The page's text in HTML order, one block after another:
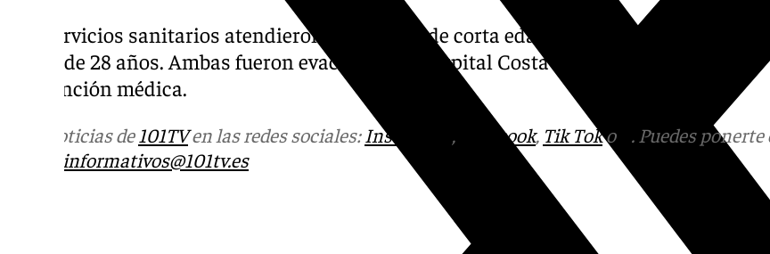
Los servicios sanitarios atendieron a una bebé de corta edad y a una
mujer de 28 años. Ambas fueron evacuadas al hospital Costa del Sol para
su atención médica.
Más noticias de101TVen las redes sociales:Instagram , Facebook, Tik Toko
. Puedes
informativos@101tv.es